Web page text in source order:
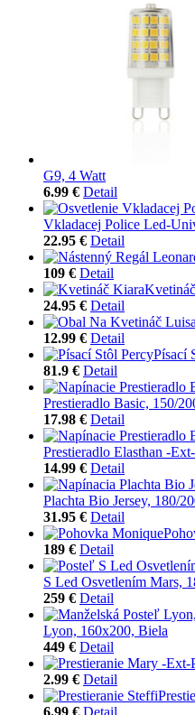
G9, 4 Watt
6.99 € Detail
Vkladacej Police Led-
22.95 € Detail
109 € Detail
24.95 € Detail
12.99 € Detail
Písací
81.9 € Detail
Prestieradlo Basic, 150/
17.98 € Detail
Prestieradlo Elasthan -Ext-
14.99 € Detail
Plachta Bio Jersey, 180/
31.95 € Detail
189 € Detail
S Led Osvetlením Mars,
259 € Detail
Lyon, 160x200, Biela
449 € Detail
2.99 € Detail
6.99 € Detail